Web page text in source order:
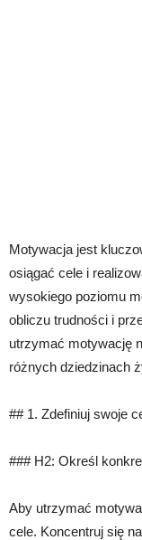
Motywacja jest
osiągać cele i
wysokiego poziomu
obliczu trudności i
utrzymać motywację
różnych dziedzinach
## 1. Zdefiniuj swoje
### H2: Określ
Aby utrzymać
cele. Koncentruj się